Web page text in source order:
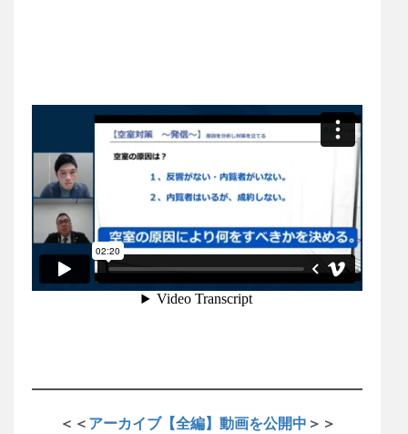
＜＜アーカイブ【全編】動画を公開中 ＞＞